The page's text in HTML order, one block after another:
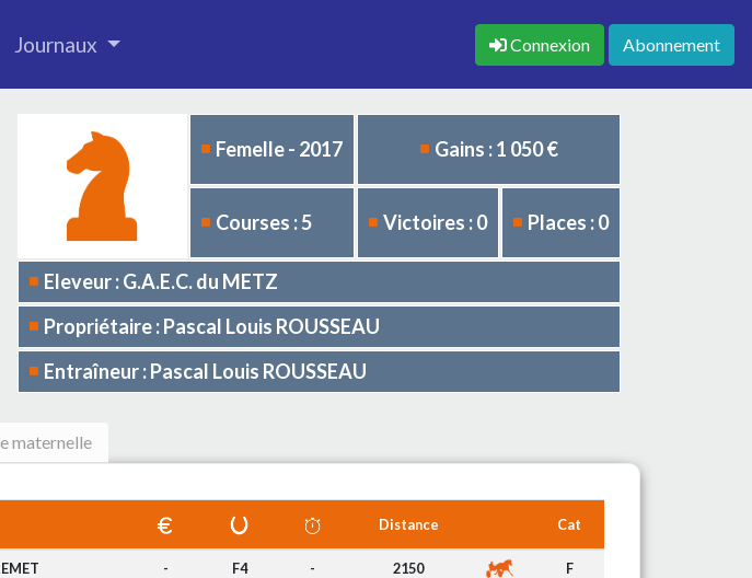
Journaux Connexion Abonnement
Femelle - 2017 Gains : 1 050 €
Courses : 5 Victoires : 0 Places : 0
Eleveur : G.A.E.C. du METZ
Propriétaire : Pascal Louis ROUSSEAU
Entraîneur : Pascal Louis ROUSSEAU
maternelle
Distance Cat
- F4 - 2150 F